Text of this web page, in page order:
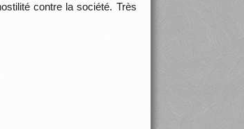
contre la société. Très